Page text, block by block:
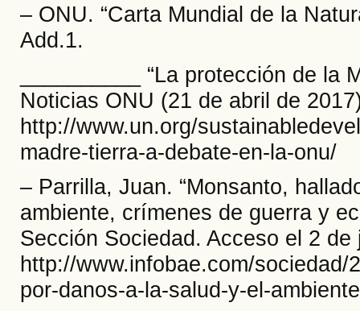
– ONU. “Carta Mundial de la
Add.1.
__________ “La protección de la
Noticias ONU (21 de abril de
http://www.un.org/
madre-tierra-a-debate-en-la-onu/
– Parrilla, Juan. “Monsanto,
ambiente, crímenes de guerra y
Sección Sociedad. Acceso el 2 de
http://www.infobae.com/sociedad/
por-danos-a-la-salud-y-el-